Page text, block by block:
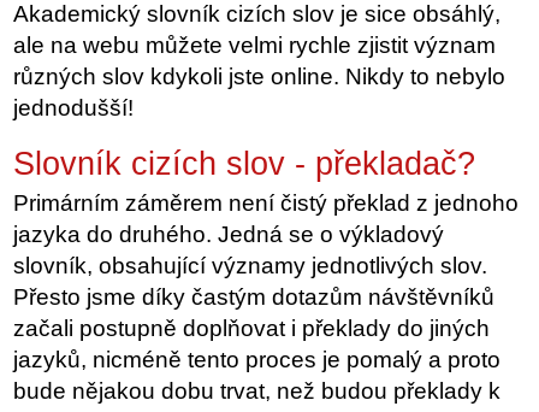
Akademický slovník cizích slov je sice obsáhlý,
ale na webu můžete velmi rychle zjistit význam
různých slov kdykoli jste online. Nikdy to nebylo
jednodušší!
Slovník cizích slov - překladač?
Primárním záměrem není čistý překlad z jednoho
jazyka do druhého. Jedná se o výkladový
slovník, obsahující významy jednotlivých slov.
Přesto jsme díky častým dotazům návštěvníků
začali postupně doplňovat i překlady do jiných
jazyků, nicméně tento proces je pomalý a proto
bude nějakou dobu trvat, než budou překlady k